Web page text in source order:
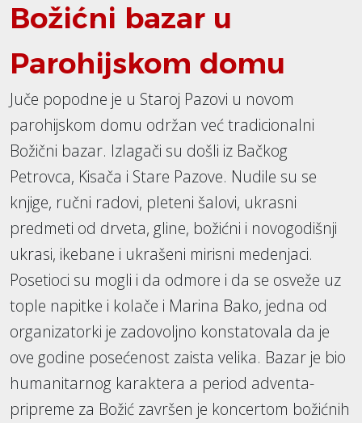
Božićni bazar u
Parohijskom domu
Juče popodne je u Staroj Pazovi u novom
parohijskom domu održan već tradicionalni
Božični bazar. Izlagači su došli iz Bačkog
Petrovca, Kisača i Stare Pazove. Nudile su se
knjige, ručni radovi, pleteni šalovi, ukrasni
predmeti od drveta, gline, božićni i novogodišnji
ukrasi, ikebane i ukrašeni mirisni medenjaci.
Posetioci su mogli i da odmore i da se osveže uz
tople napitke i kolače i Marina Bako, jedna od
organizatorki je zadovoljno konstatovala da je
ove godine posećenost zaista velika. Bazar je bio
humanitarnog karaktera a period adventa-
pripreme za Božić završen je koncertom božićnih